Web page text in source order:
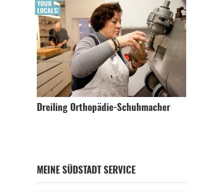
Dreiling Orthopädie-Schuhmacher
MEINE SÜDSTADT SERVICE